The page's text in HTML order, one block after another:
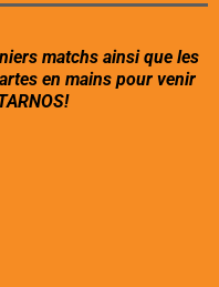
matchs ainsi que les
en mains pour venir